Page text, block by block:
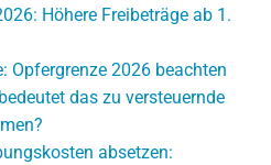
Höhere Freibeträge ab 1.
Opfergrenze 2026 beachten
das zu versteuernde
absetzen: